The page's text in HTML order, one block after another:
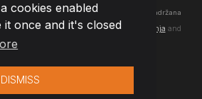
cookies enabled
it once and it's closed
DISMISS
Extension Bosnia Herzegovina - Sva prava zadržana
stranice slažete se sa našimPravila korištenja and
Politika privatnosti